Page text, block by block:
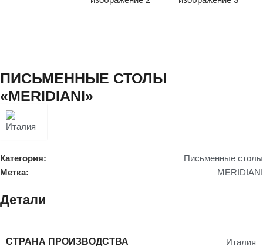
ПИСЬМЕННЫЕ СТОЛЫ
«MERIDIANI»
Категория:
Письменные столы
Метка:
MERIDIANI
Детали
СТРАНА ПРОИЗВОДСТВА Италия